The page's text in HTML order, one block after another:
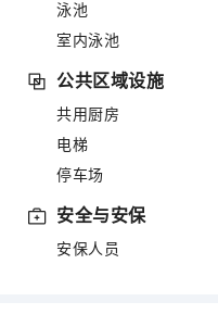
泳池
室内泳池
公共区域设施
共用厨房
电梯
停车场
安全与安保
安保人员